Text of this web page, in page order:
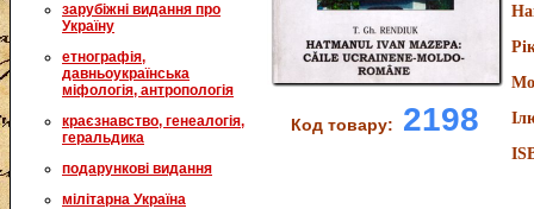
зарубіжні видання про
Україну
етнографія,
давньоукраїнська
міфологія, антропологія
краєзнавство, генеалогія,
геральдика
подарункові видання
мілітарна Україна
Код товару: 2198